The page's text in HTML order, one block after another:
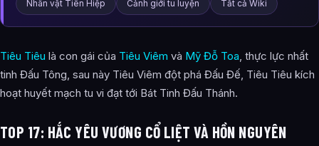
Nhân vật Tiên Hiệp Cảnh giới tu luyện Tất cả Wiki
Tiêu Tiêu là con gái của Tiêu Viêm và Mỹ Đỗ Toa, thực lực nhất
tinh Đấu Tông, sau này Tiêu Viêm đột phá Đấu Đế, Tiêu Tiêu kích
hoạt huyết mạch tu vi đạt tới Bát Tinh Đấu Thánh.
TOP 17: HẮC YÊU VƯƠNG CỔ LIỆT VÀ HỒN NGUYÊN